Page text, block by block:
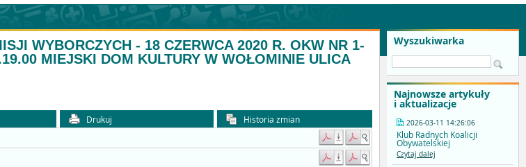
Wyszukiwarka
Najnowsze artykuły
i aktualizacje
2026-03-11 14:26:06
Klub Radnych Koalicji
Obywatelskiej
Czytaj dalej
WYBORCZYCH - 18 CZERWCA 2020 R. OKW NR 1-
MIEJSKI DOM KULTURY W WOŁOMINIE ULICA
Drukuj
Historia zmian